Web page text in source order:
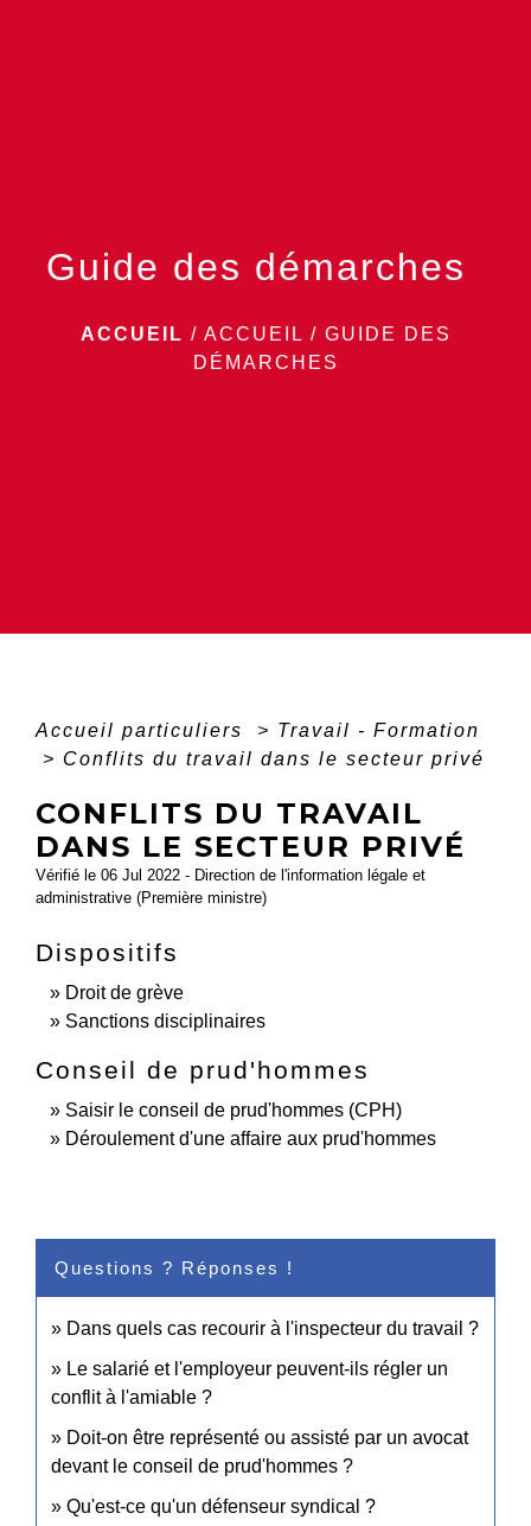
Guide des démarches
ACCUEIL / ACCUEIL / GUIDE DES
DÉMARCHES
Accueil particuliers > Travail - Formation
> Conflits du travail dans le secteur privé
CONFLITS DU TRAVAIL
DANS LE SECTEUR PRIVÉ
Vérifié le 06 Jul 2022 - Direction de l'information légale et
administrative (Première ministre)
Dispositifs
Droit de grève
Sanctions disciplinaires
Conseil de prud'hommes
Saisir le conseil de prud'hommes (CPH)
Déroulement d'une affaire aux prud'hommes
Questions ? Réponses !
Dans quels cas recourir à l'inspecteur du travail ?
Le salarié et l'employeur peuvent-ils régler un
conflit à l'amiable ?
Doit-on être représenté ou assisté par un avocat
devant le conseil de prud'hommes ?
Qu'est-ce qu'un défenseur syndical ?